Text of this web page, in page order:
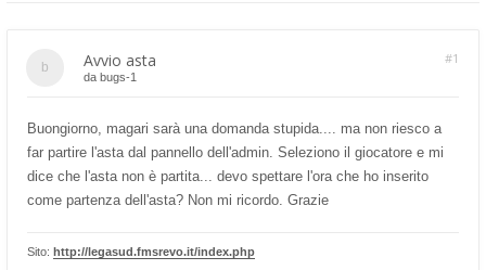
Avvio asta #1
da bugs-1
Buongiorno, magari sarà una domanda stupida.... ma non riesco a
far partire l'asta dal pannello dell'admin. Seleziono il giocatore e mi
dice che l'asta non è partita... devo spettare l'ora che ho inserito
come partenza dell'asta? Non mi ricordo. Grazie
Sito: http://legasud.fmsrevo.it/index.php